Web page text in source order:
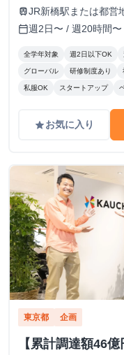
trainJR新橋駅または都営
calendar_today週2日〜 / 週20時間〜
全学年対象 週2日以下OK
グローバル 研修制度あり
私服OK スタートアップ
gradeお気に入り
東京都 企画
【累計調達額46